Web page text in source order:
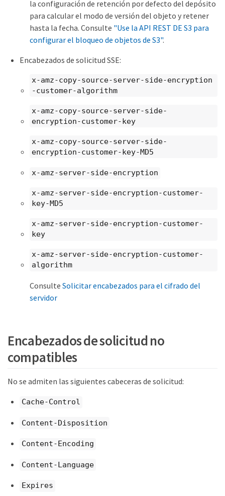
la configuración de retención por defecto del depósito
para calcular el modo de versión del objeto y retener
hasta la fecha. Consulte "Use la API REST DE S3 para
configurar el bloqueo de objetos de S3".
Encabezados de solicitud SSE:
x-amz-copy-source​-server-side​-encryption​
-customer-algorithm
x-amz-copy-source​-server-side-
encryption-customer-key
x-amz-copy-source​-server-side-
encryption-customer-key-MD5
x-amz-server-side-encryption
x-amz-server-side-encryption-customer-
key-MD5
x-amz-server-side-encryption-customer-
key
x-amz-server-side-encryption-customer-
algorithm
Consulte Solicitar encabezados para el cifrado del
servidor
Encabezados de solicitud no
compatibles
No se admiten las siguientes cabeceras de solicitud:
Cache-Control
Content-Disposition
Content-Encoding
Content-Language
Expires